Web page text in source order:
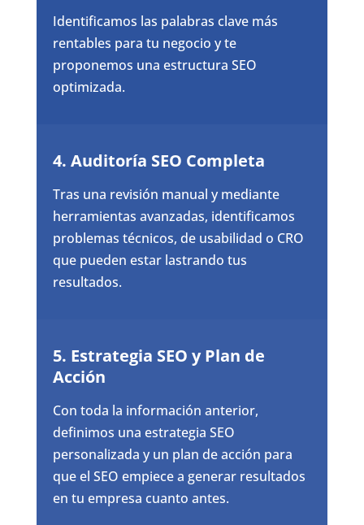
Identificamos las palabras clave más
rentables para tu negocio y te
proponemos una estructura SEO
optimizada.
4. Auditoría SEO Completa
Tras una revisión manual y mediante
herramientas avanzadas, identificamos
problemas técnicos, de usabilidad o CRO
que pueden estar lastrando tus
resultados.
5. Estrategia SEO y Plan de
Acción
Con toda la información anterior,
definimos una estrategia SEO
personalizada y un plan de acción para
que el SEO empiece a generar resultados
en tu empresa cuanto antes.